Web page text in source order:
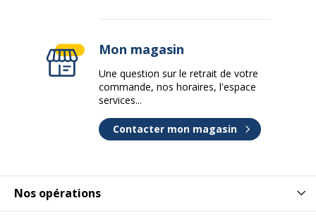
Nos opérations
Mon magasin
Une question sur le retrait de votre
commande, nos horaires, l'espace
services...
Contacter mon magasin